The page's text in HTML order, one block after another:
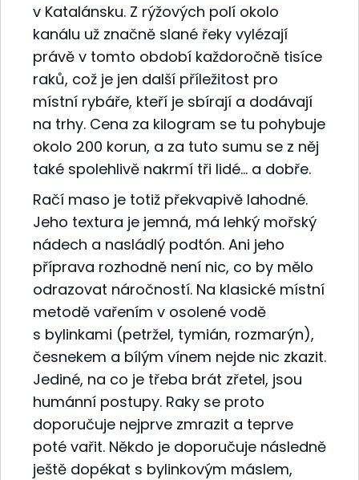
v Katalánsku. Z rýžových polí okolo
kanálu už značně slané řeky vylézají
právě v tomto období každoročně tisíce
raků, což je jen další příležitost pro
místní rybáře, kteří je sbírají a dodávají
na trhy. Cena za kilogram se tu pohybuje
okolo 200 korun, a za tuto sumu se z něj
také spolehlivě nakrmí tři lidé… a dobře.
Račí maso je totiž překvapivě lahodné.
Jeho textura je jemná, má lehký mořský
nádech a nasládlý podtón. Ani jeho
příprava rozhodně není nic, co by mělo
odrazovat náročností. Na klasické místní
metodě vařením v osolené vodě
s bylinkami (petržel, tymián, rozmarýn),
česnekem a bílým vínem nejde nic zkazit.
Jediné, na co je třeba brát zřetel, jsou
humánní postupy. Raky se proto
doporučuje nejprve zmrazit a teprve
poté vařit. Někdo je doporučuje následně
ještě dopékat s bylinkovým máslem,